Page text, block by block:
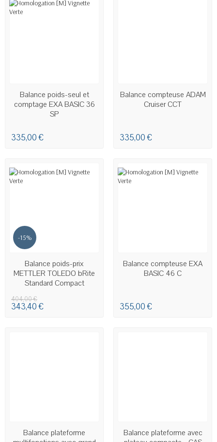
EN STOCK
Balance poids-seul et
comptage EXA BASIC 36
SP
335,00 €
EN STOCK
Balance compteuse ADAM
Cruiser CCT
335,00 €
-15%
DERNIERS ARTICLES EN STOCK
Balance poids-prix
METTLER TOLEDO bRite
Standard Compact
404,00 €
343,40 €
EN STOCK
Balance compteuse EXA
BASIC 46 C
355,00 €
EN STOCK - LIVRAISON SOUS
24H00 À 48H00
Balance plateforme
EN STOCK - LIVRAISON SOUS
24H00 À 48H00
Balance plateforme avec